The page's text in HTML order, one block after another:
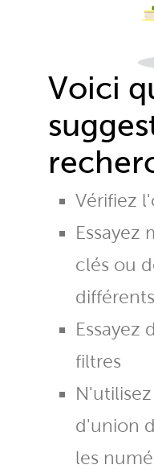
Voici
Vérifiez
Essayez
clés ou
différents
Essayez
filtres
d'union
les